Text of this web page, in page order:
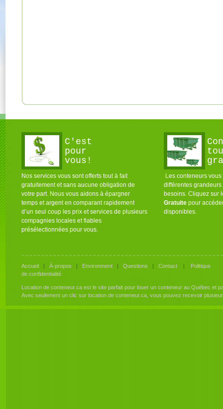
C'est
pour
vous!
Nos services vous sont offerts tout à fait
gratuitement et sans aucune obligation de
votre part. Nous vous aidons à épargner
temps et argent en comparant rapidement
d’un seul coup les prix et services de plusieurs
compagnies locales et fiables
présélectionnées pour vous.
Les conteneurs
différentes grandeurs
besoins. Cliquez sur
Gratuite pour
disponibles.
Accueil | À-propos | Environment | Questions | Contact | Politique
de confidentialité
Location de conteneur.ca est le site parfait pour louer un conteneur au Québec et
Avec seulement un clic sur location de conteneur.ca, vous pouvez recevoir